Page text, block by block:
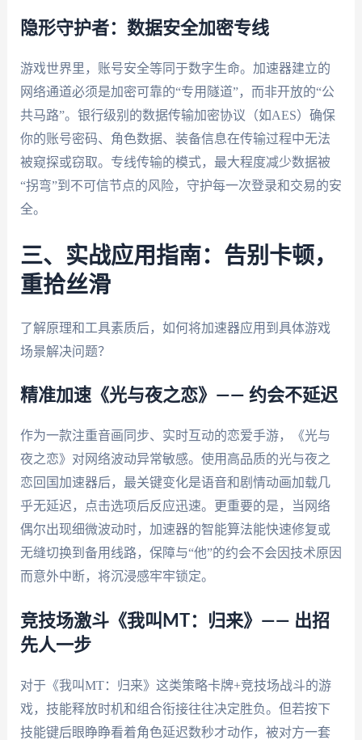
隐形守护者：数据安全加密专线
游戏世界里，账号安全等同于数字生命。加速器建立的
网络通道必须是加密可靠的“专用隧道”，而非开放的“公
共马路”。银行级别的数据传输加密协议（如AES）确保
你的账号密码、角色数据、装备信息在传输过程中无法
被窥探或窃取。专线传输的模式，最大程度减少数据被
“拐弯”到不可信节点的风险，守护每一次登录和交易的安
全。
三、实战应用指南：告别卡顿，
重拾丝滑
了解原理和工具素质后，如何将加速器应用到具体游戏
场景解决问题？
精准加速《光与夜之恋》—— 约会不延迟
作为一款注重音画同步、实时互动的恋爱手游，《光与
夜之恋》对网络波动异常敏感。使用高品质的光与夜之
恋回国加速器后，最关键变化是语音和剧情动画加载几
乎无延迟，点击选项后反应迅速。更重要的是，当网络
偶尔出现细微波动时，加速器的智能算法能快速修复或
无缝切换到备用线路，保障与“他”的约会不会因技术原因
而意外中断，将沉浸感牢牢锁定。
竞技场激斗《我叫MT：归来》—— 出招
先人一步
对于《我叫MT：归来》这类策略卡牌+竞技场战斗的游
戏，技能释放时机和组合衔接往往决定胜负。但若按下
技能键后眼睁睁看着角色延迟数秒才动作，被对方一套